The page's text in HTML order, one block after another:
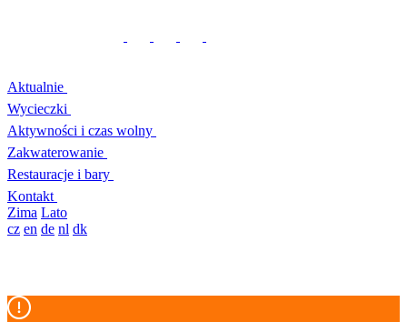
Aktualnie
Wycieczki
Aktywności i czas wolny
Zakwaterowanie
Restauracje i bary
Kontakt
Zima Lato
cz en de nl dk